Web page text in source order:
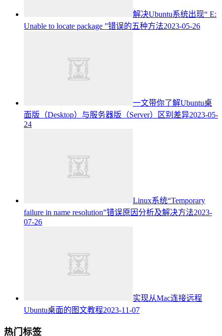
解决Ubuntu系统出现“ E:
Unable to locate package ”错误的五种方法2023-05-26
一文带你了解Ubuntu桌
面版（Desktop）与服务器版（Server）区别差异2023-05-
24
Linux系统“Temporary
failure in name resolution”错误原因分析及解决方法2023-
07-26
实现从Mac连接远程
Ubuntu桌面的图文教程2023-11-07
热门标签